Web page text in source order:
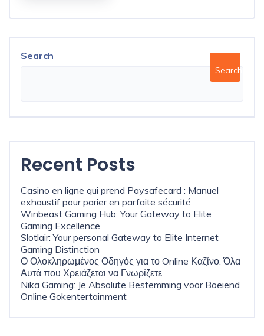
Search
Search
Recent Posts
Casino en ligne qui prend Paysafecard : Manuel
exhaustif pour parier en parfaite sécurité
Winbeast Gaming Hub: Your Gateway to Elite
Gaming Excellence
Slotlair: Your personal Gateway to Elite Internet
Gaming Distinction
Ο Ολοκληρωμένος Οδηγός για το Online Καζίνο: Όλα
Αυτά που Χρειάζεται να Γνωρίζετε
Nika Gaming: Je Absolute Bestemming voor Boeiend
Online Gokentertainment